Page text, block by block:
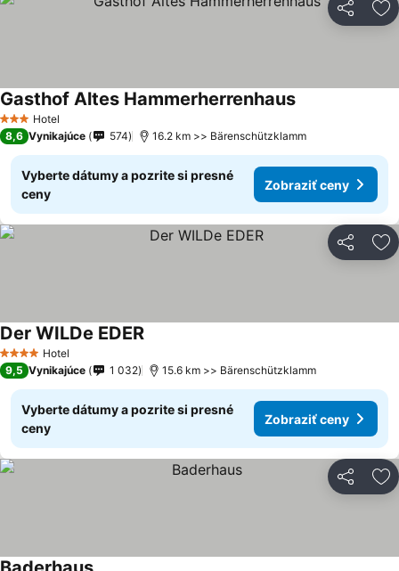
Zdieľať
3 Počet hviezdičiek
Hotel
Gasthof Altes HammerherrenhausZobraziť ceny
8,6 Vynikajúce 574 16.2 km >> Bärenschützklamm
Vyberte dátumy a pozrite si presné
ceny
Zobraziť ceny
Zdieľať
4 Počet hviezdičiek
Hotel
Der WILDe EDERZobraziť ceny
9,5 Vynikajúce 1 032 15.6 km >> Bärenschützklamm
Vyberte dátumy a pozrite si presné
ceny
Zobraziť ceny
Zdieľať